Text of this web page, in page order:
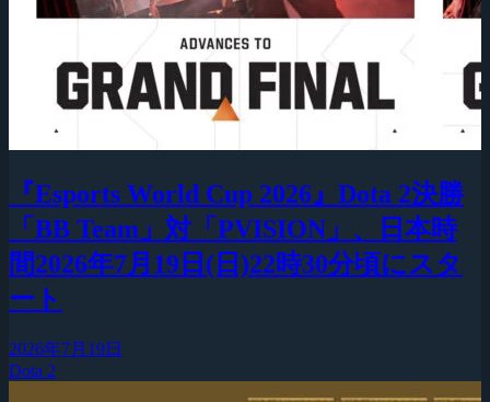
『Esports World Cup 2026』Dota 2決勝
「BB Team」対「PVISION」、日本時
間2026年7月19日(日)22時30分頃にスタ
ート
2026年7月19日
Dota 2